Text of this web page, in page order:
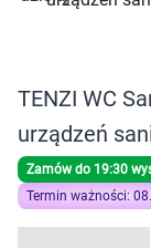
Zdrowie
Kobieta w
Dziecko
TENZI WC
urządzeń
Zamów do 19:30
Termin ważności: